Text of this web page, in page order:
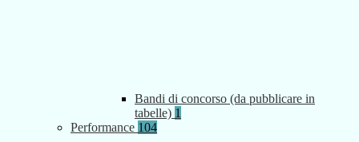
Bandi di concorso (da pubblicare in
tabelle) 1
Performance 104